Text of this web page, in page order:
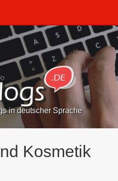
in deutscher Sprache
Kosmetik